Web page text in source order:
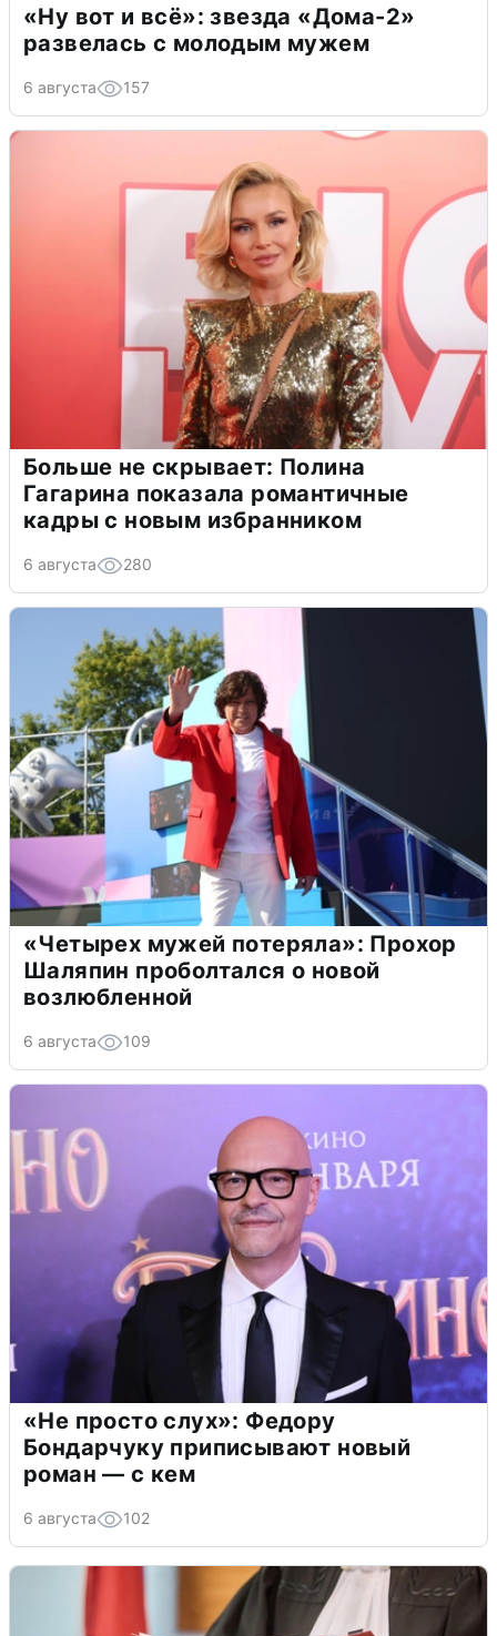
«Ну вот и всё»: звезда «Дома-2»
развелась с молодым мужем
6 августа 157
Больше не скрывает: Полина
Гагарина показала романтичные
кадры с новым избранником
6 августа 280
«Четырех мужей потеряла»: Прохор
Шаляпин проболтался о новой
возлюбленной
6 августа 109
«Не просто слух»: Федору
Бондарчуку приписывают новый
роман — с кем
6 августа 102